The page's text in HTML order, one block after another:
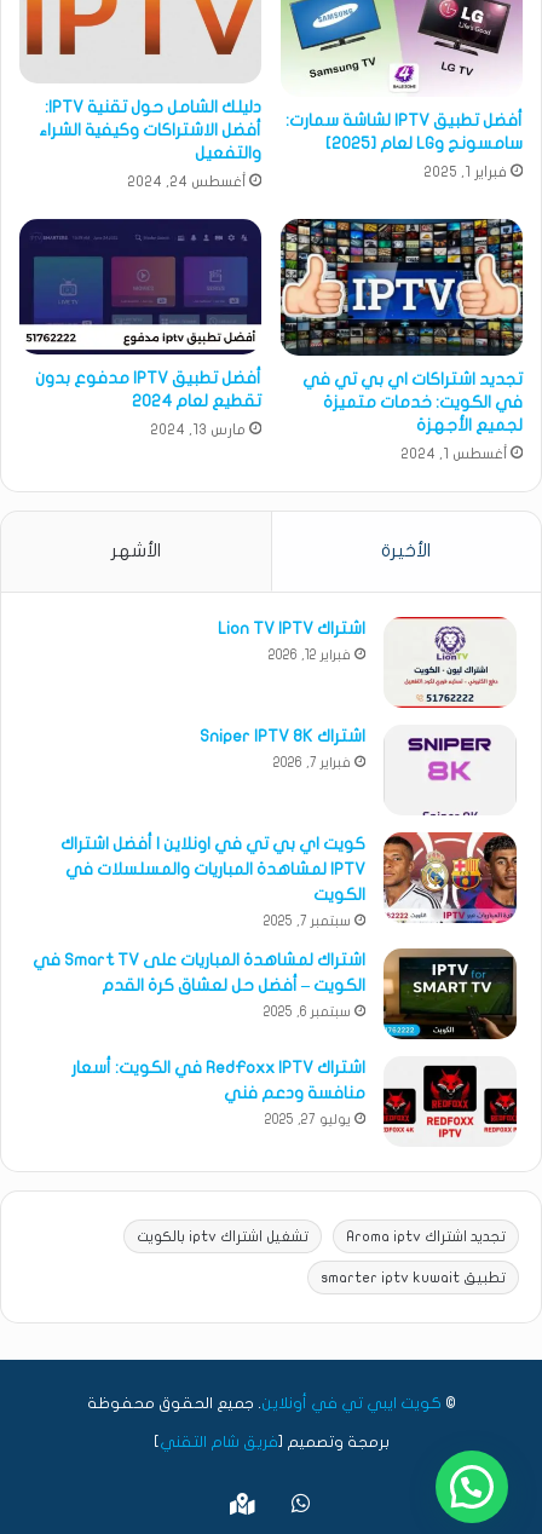
أفضل تطبيق IPTV لشاشة سمارت:
سامسونج وLG لعام [2025]
فبراير 1, 2025
دليلك الشامل حول تقنية IPTV:
أفضل الاشتراكات وكيفية الشراء
والتفعيل
أغسطس 24, 2024
تجديد اشتراكات اي بي تي في
في الكويت: خدمات متميزة
لجميع الأجهزة
أغسطس 1, 2024
أفضل تطبيق IPTV مدفوع بدون
تقطيع لعام 2024
مارس 13, 2024
الأخيرة الأشهر
اشتراك Lion TV IPTV
فبراير 12, 2026
اشتراك Sniper IPTV 8K
فبراير 7, 2026
كويت اي بي تي في اونلاين | أفضل اشتراك
IPTV لمشاهدة المباريات والمسلسلات في
الكويت
سبتمبر 7, 2025
اشتراك لمشاهدة المباريات على Smart TV في
الكويت – أفضل حل لعشاق كرة القدم
سبتمبر 6, 2025
اشتراك RedFoxx IPTV في الكويت: أسعار
منافسة ودعم فني
يوليو 27, 2025
تجديد اشتراك Aroma iptv تشغيل اشتراك iptv بالكويت
تطبيق smarter iptv kuwait
© كويت ايبي تي في أونلاين. جميع الحقوق محفوظة
برمجة وتصميم [فريق شام التقني]
واتسابGoogle